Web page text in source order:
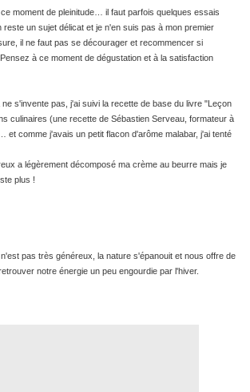
moment de pleinitude… il faut parfois quelques essais
reste un sujet délicat et je n'en suis pas à mon premier
il ne faut pas se décourager et recommencer si
à ce moment de dégustation et à la satisfaction
s'invente pas, j'ai suivi la recette de base du livre "Leçon
culinaires (une recette de Sébastien Serveau, formateur à
et comme j'avais un petit flacon d'arôme malabar, j'ai tenté
a légèrement décomposé ma crème au beurre mais je
plus !
pas très généreux, la nature s'épanouit et nous offre de
notre énergie un peu engourdie par l'hiver.